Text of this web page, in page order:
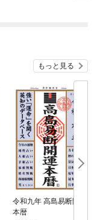
もっと見る
令和九年 高島易断開運
本暦